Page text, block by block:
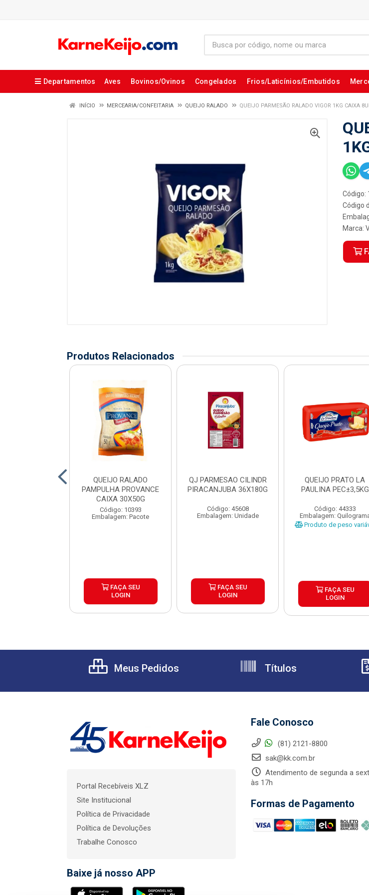
Departamentos Aves Bovinos/Ovinos Congelados Frios/Laticínios/Embutidos
INÍCIO MERCEARIA/CONFEITARIA QUEIJO RALADO QUEIJO PARMESÃO RALADO VIGOR 1KG CAIXA
Código:
Código
Marca:
Produtos Relacionados
QUEIJO RALADO
PAMPULHA PROVANCE
CAIXA 30X50G
Código: 10393
Embalagem: Pacote
FAÇA SEU
LOGIN
QJ PARMESAO CILINDR
PIRACANJUBA 36X180G
Código: 45608
Embalagem: Unidade
FAÇA SEU
LOGIN
QUEIJO PRATO LA
PAULINA PEC±3,5KG
Código: 44333
Embalagem:
Produto de peso
FAÇA SEU
LOGIN
Meus Pedidos Títulos
Portal Recebíveis XLZ
Site Institucional
Política de Privacidade
Política de Devoluções
Trabalhe Conosco
Baixe já nosso APP
Fale Conosco
(81) 2121-8800
sak@kk.com.br
Atendimento de segunda a
às 17h
Formas de Pagamento